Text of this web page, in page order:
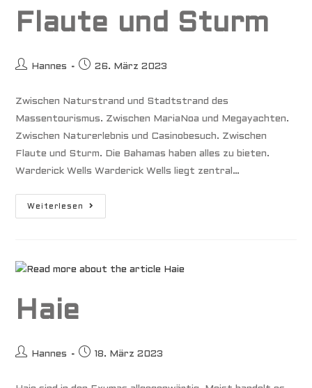
Flaute und Sturm
Beitrags-
Hannes
Beitrag
26. März 2023
Zwischen Naturstrand und Stadtstrand des
Massentourismus. Zwischen MariaNoa und Megayachten.
Zwischen Naturerlebnis und Casinobesuch. Zwischen
Flaute und Sturm. Die Bahamas haben alles zu bieten.
Warderick Wells Warderick Wells liegt zentral…
Weiterlesen
Bahamas
Haie
Beitrags-
Hannes
Beitrag
18. März 2023